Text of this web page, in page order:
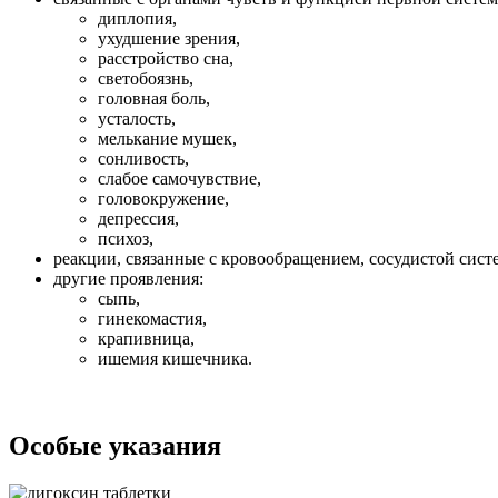
диплопия,
ухудшение зрения,
расстройство сна,
светобоязнь,
головная боль,
усталость,
мелькание мушек,
сонливость,
слабое самочувствие,
головокружение,
депрессия,
психоз,
реакции, связанные с кровообращением, сосудистой
другие проявления:
сыпь,
гинекомастия,
крапивница,
ишемия кишечника.
Особые указания